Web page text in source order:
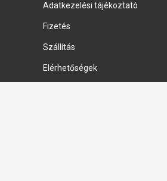
Adatkezelési tájékoztató
Fizetés
Szállítás
Elérhetőségek